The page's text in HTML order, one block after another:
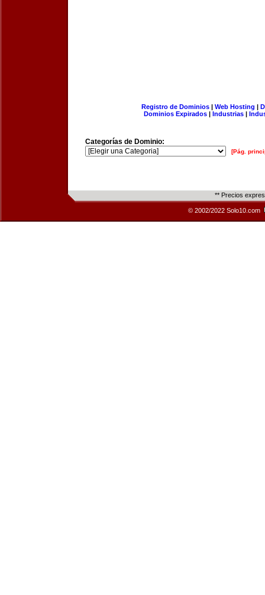
Registro de Dominios| Web Hosting |
Dominios Expirados | Industrias |
Categorías de Dominio:
[Pág.
** Precios
© 2002/2022 Solo10.com